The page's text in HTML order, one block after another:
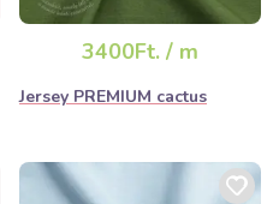
3400Ft. / m
Jersey PREMIUM cactus